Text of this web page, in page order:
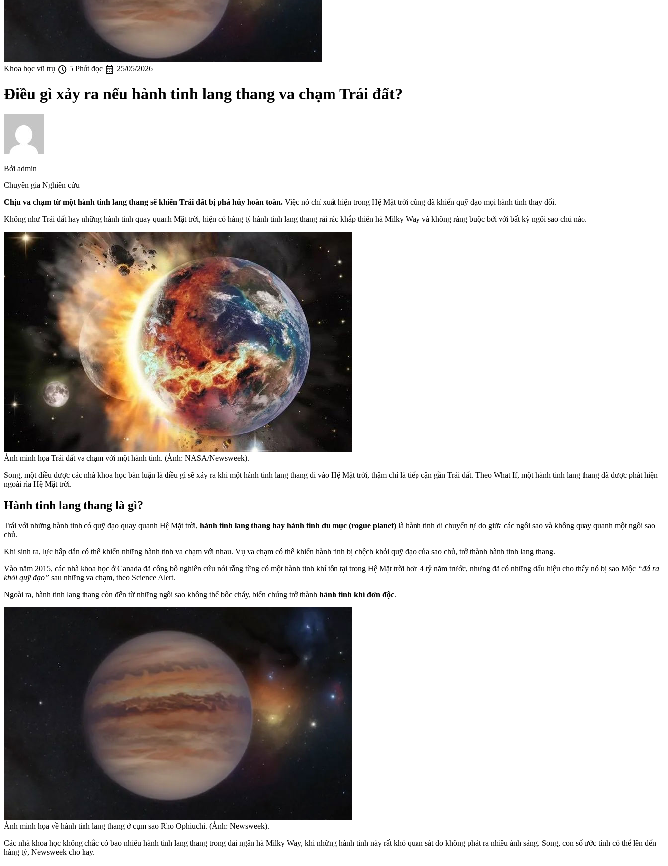
Khoa học vũ trụ schedule 5 Phút đọc calendar_month 25/05/2026
Điều gì xảy ra nếu hành tinh lang thang va chạm Trái đất?
Bởi admin
Chuyên gia Nghiên cứu
Chịu va chạm từ một hành tinh lang thang sẽ khiến Trái đất bị phá hủy hoàn toàn. Việc nó chỉ xuất hiện trong Hệ Mặt trời cũng đã khiến quỹ đạo mọi hành tinh thay đổi.
Không như Trái đất hay những hành tinh quay quanh Mặt trời, hiện có hàng tỷ hành tinh lang thang rải rác khắp thiên hà Milky Way và không ràng buộc bởi với bất kỳ ngôi sao chủ nào.
Ảnh minh họa Trái đất va chạm với một hành tinh. (Ảnh: NASA/Newsweek).
Song, một điều được các nhà khoa học bàn luận là điều gì sẽ xảy ra khi một hành tinh lang thang đi vào Hệ Mặt trời, thậm chí là tiếp cận gần Trái đất. Theo What If, một hành tinh lang thang đã được phát hiện
ngoài rìa Hệ Mặt trời.
Hành tinh lang thang là gì?
Trái với những hành tinh có quỹ đạo quay quanh Hệ Mặt trời, hành tinh lang thang hay hành tinh du mục (rogue planet) là hành tinh di chuyển tự do giữa các ngôi sao và không quay quanh một ngôi sao
chủ.
Khi sinh ra, lực hấp dẫn có thể khiến những hành tinh va chạm với nhau. Vụ va chạm có thể khiến hành tinh bị chệch khỏi quỹ đạo của sao chủ, trở thành hành tinh lang thang.
Vào năm 2015, các nhà khoa học ở Canada đã công bố nghiên cứu nói rằng từng có một hành tinh khí tồn tại trong Hệ Mặt trời hơn 4 tỷ năm trước, nhưng đã có những dấu hiệu cho thấy nó bị sao Mộc “đá ra
khỏi quỹ đạo” sau những va chạm, theo Science Alert.
Ngoài ra, hành tinh lang thang còn đến từ những ngôi sao không thể bốc cháy, biến chúng trở thành hành tinh khí đơn độc.
Ảnh minh họa về hành tinh lang thang ở cụm sao Rho Ophiuchi. (Ảnh: Newsweek).
Các nhà khoa học không chắc có bao nhiêu hành tinh lang thang trong dải ngân hà Milky Way, khi những hành tinh này rất khó quan sát do không phát ra nhiều ánh sáng. Song, con số ước tính có thể lên đến
hàng tỷ, Newsweek cho hay.